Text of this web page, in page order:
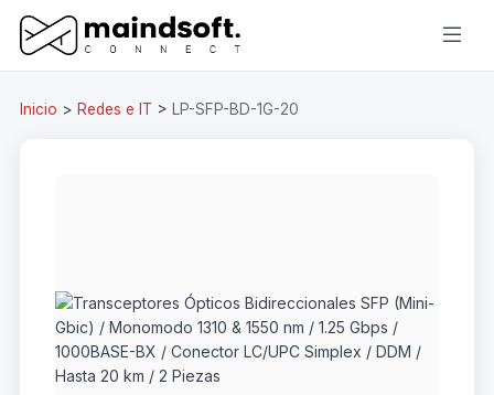
Inicio > Redes e IT > LP-SFP-BD-1G-20